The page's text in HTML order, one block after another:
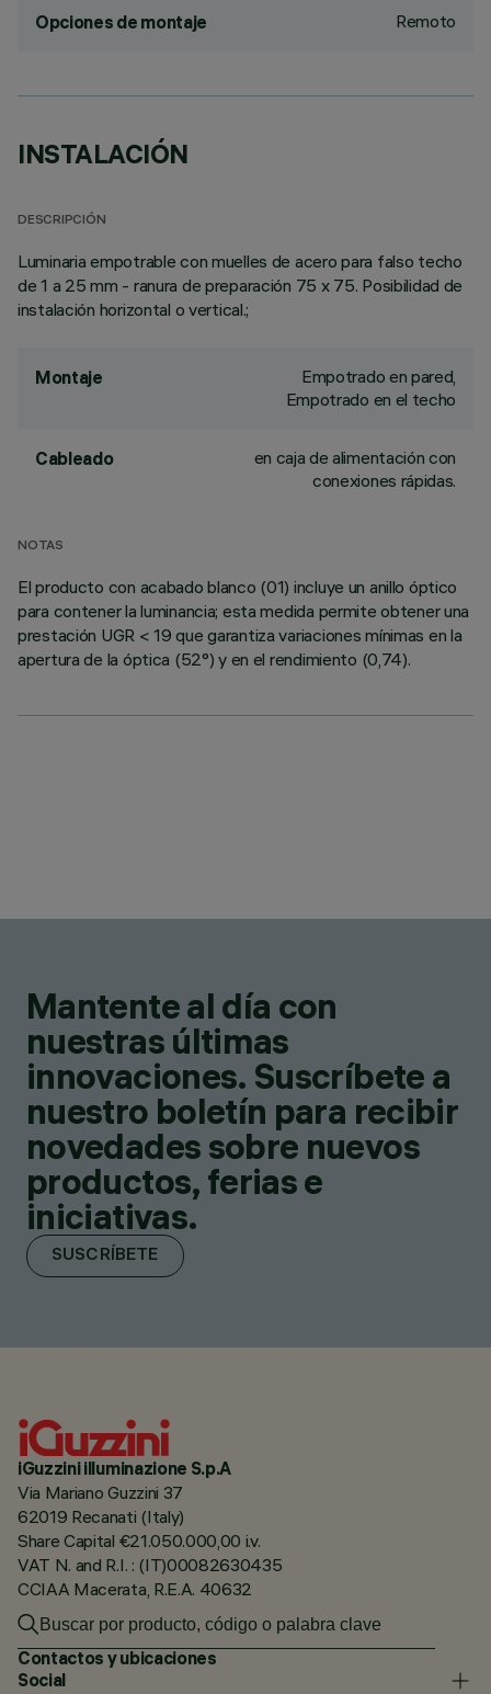
Opciones de montaje Remoto
INSTALACIÓN
DESCRIPCIÓN
Luminaria empotrable con muelles de acero para falso techo
de 1 a 25 mm - ranura de preparación 75 x 75. Posibilidad de
instalación horizontal o vertical.;
Montaje
Empotrado en pared,
Empotrado en el techo
Cableado
en caja de alimentación con
conexiones rápidas.
NOTAS
El producto con acabado blanco (01) incluye un anillo óptico
para contener la luminancia; esta medida permite obtener una
prestación UGR < 19 que garantiza variaciones mínimas en la
apertura de la óptica (52°) y en el rendimiento (0,74).
Mantente al día con
nuestras últimas
innovaciones. Suscríbete a
nuestro boletín para recibir
novedades sobre nuevos
productos, ferias e
iniciativas.
SUSCRÍBETE
iGuzzini illuminazione S.p.A
Via Mariano Guzzini 37
62019 Recanati (Italy)
Share Capital €21.050.000,00 i.v.
VAT N. and R.I. : (IT)00082630435
CCIAA Macerata, R.E.A. 40632
Contactos y ubicaciones
Social